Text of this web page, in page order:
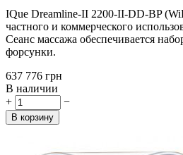
IQue Dreamline-II 2200-II-DD-BP
частного и коммерческого
Сеанс массажа обеспечивается
форсунки.
‍637 776‍ грн
В наличии
+
−
В корзину